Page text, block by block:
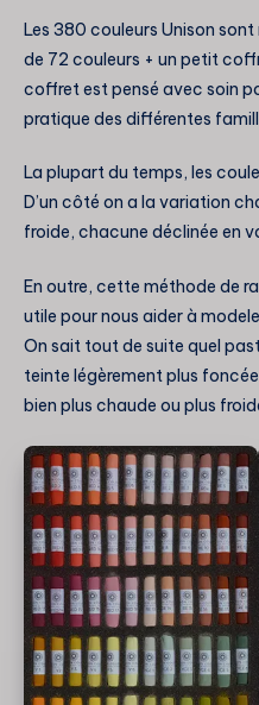
Les 380 couleurs Unison
de 72 couleurs + un petit
coffret est pensé avec soin
pratique des différentes
La plupart du temps, les
D’un côté on a la variation
froide, chacune déclinée en
En outre, cette méthode de
utile pour nous aider à
On sait tout de suite quel
teinte légèrement plus
bien plus chaude ou plus